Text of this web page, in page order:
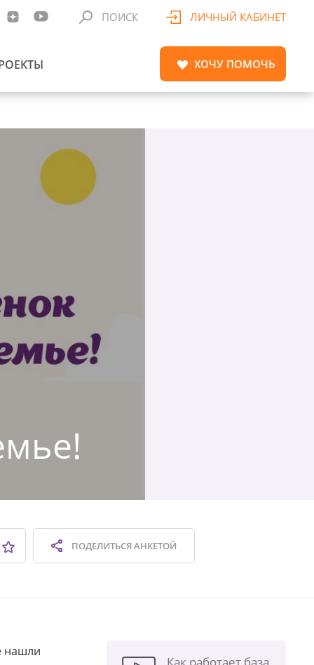
ПОИСК ЛИЧНЫЙ КАБИНЕТ
ХОЧУ ПОМОЧЬ
ПОДЕЛИТЬСЯАНКЕТОЙ
нашли